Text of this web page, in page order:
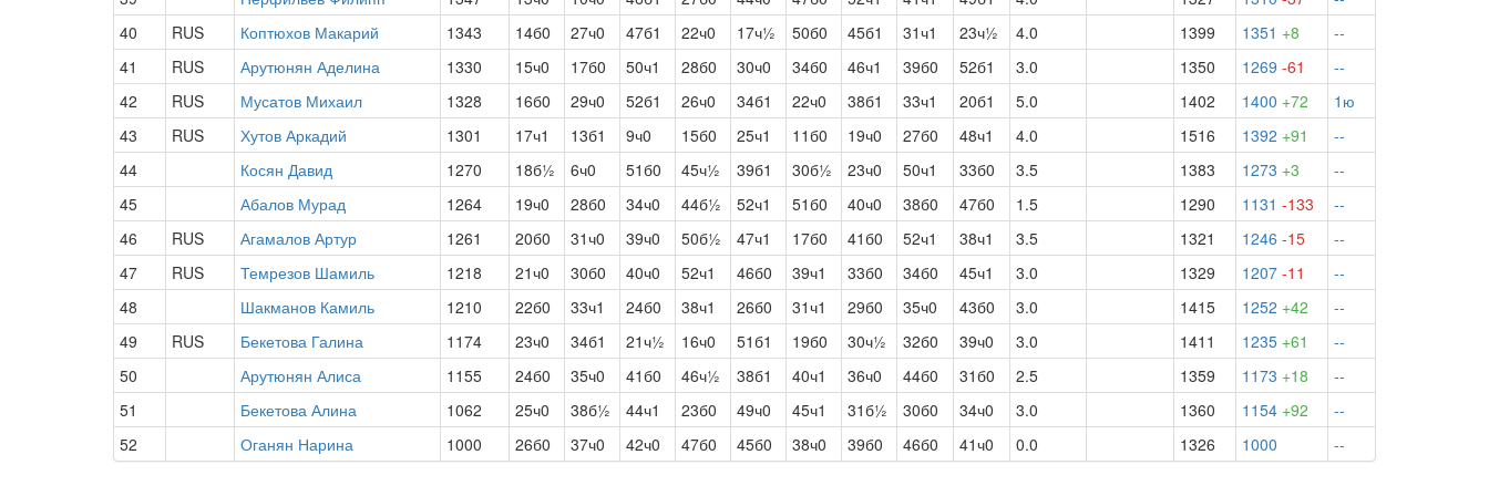
40
RUS Коптюхов Макарий 1343 14б0 27ч0 47б1 22ч0 17ч½ 50б0 45б1 31ч1 23ч½ 4.0 1399 1351 +8
--
41
RUS Арутюнян Аделина 1330 15ч0 17б0 50ч1 28б0 30ч0 34б0 46ч1 39б0 52б1 3.0 1350 1269 -61
--
42
RUS Мусатов Михаил 1328 16б0 29ч0 52б1 26ч0 34б1 22ч0 38б1 33ч1 20б1 5.0 1402 1400 +72
1ю
43
RUS Хутов Аркадий 1301 17ч1 13б1 9ч0 15б0 25ч1 11б0 19ч0 27б0 48ч1 4.0 1516 1392 +91
--
44
Косян Давид 1270 18б½ 6ч0 51б0 45ч½ 39б1 30б½ 23ч0 50ч1 33б0 3.5 1383 1273 +3
--
45
Абалов Мурад 1264 19ч0 28б0 34ч0 44б½ 52ч1 51б0 40ч0 38б0 47б0 1.5 1290 1131 -133
--
46
RUS Агамалов Артур 1261 20б0 31ч0 39ч0 50б½ 47ч1 17б0 41б0 52ч1 38ч1 3.5 1321 1246 -15
--
47
RUS Темрезов Шамиль 1218 21ч0 30б0 40ч0 52ч1 46б0 39ч1 33б0 34б0 45ч1 3.0 1329 1207 -11
--
48
Шакманов Камиль 1210 22б0 33ч1 24б0 38ч1 26б0 31ч1 29б0 35ч0 43б0 3.0 1415 1252 +42
--
49
RUS Бекетова Галина 1174 23ч0 34б1 21ч½ 16ч0 51б1 19б0 30ч½ 32б0 39ч0 3.0 1411 1235 +61
--
50
Арутюнян Алиса 1155 24б0 35ч0 41б0 46ч½ 38б1 40ч1 36ч0 44б0 31б0 2.5 1359 1173 +18
--
51
Бекетова Алина 1062 25ч0 38б½ 44ч1 23б0 49ч0 45ч1 31б½ 30б0 34ч0 3.0 1360 1154 +92
--
52
Оганян Нарина 1000 26б0 37ч0 42ч0 47б0 45б0 38ч0 39б0 46б0 41ч0 0.0 1326 1000 --